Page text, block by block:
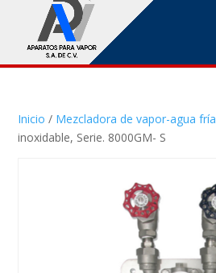
Inicio / Mezcladora de vapor-agua fría
inoxidable, Serie. 8000GM- S